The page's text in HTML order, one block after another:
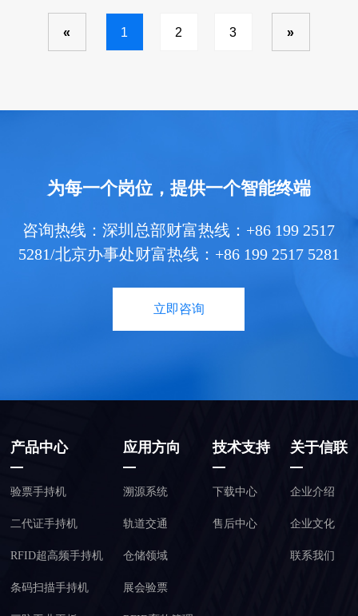
« 1 2 3 »
为每一个岗位，提供一个智能终端
咨询热线：深圳总部财富热线：+86 199 2517
5281/北京办事处财富热线：+86 199 2517 5281
立即咨询
产品中心
验票手持机
二代证手持机
RFID超高频手持机
条码扫描手持机
应用方向
溯源系统
轨道交通
仓储领域
展会验票
技术支持
下载中心
售后中心
关于信联
企业介绍
企业文化
联系我们